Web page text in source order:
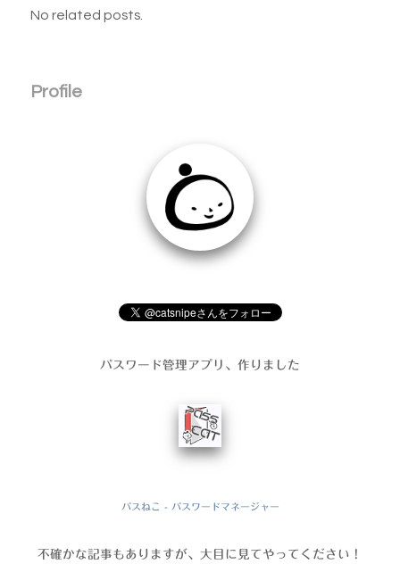
No related posts.
Profile
パスワード管理アプリ、作りました
パスねこ - パスワードマネージャー
不確かな記事もありますが、大目に見てやってください！